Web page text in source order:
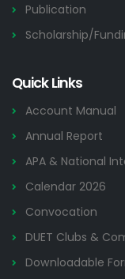
Publication
Scholarship/
Quick Links
Account Manual
Annual Report
APA & National
Calendar 2026
Convocation
DUET Clubs &
Downloadable